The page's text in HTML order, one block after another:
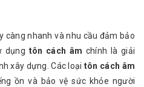
càng nhanh và nhu cầu đảm bảo
dụng tôn cách âm chính là giải
xây dựng. Các loại tôn cách âm
ồn và bảo vệ sức khỏe người